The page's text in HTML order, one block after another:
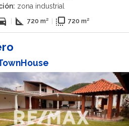
zona industrial
square_foot 720 m² flip_to_front 720 m²